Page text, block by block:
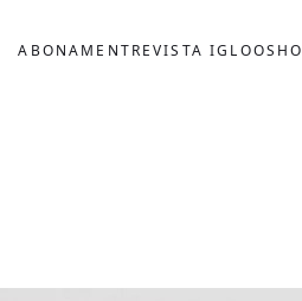
ABONAMENTREVISTA IGLOO